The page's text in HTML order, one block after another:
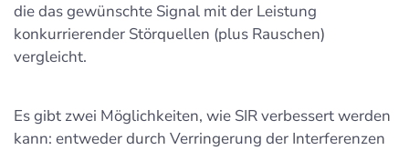
die das gewünschte Signal mit der Leistung
konkurrierender Störquellen (plus Rauschen)
vergleicht.
Es gibt zwei Möglichkeiten, wie SIR verbessert werden
kann: entweder durch Verringerung der Interferenzen